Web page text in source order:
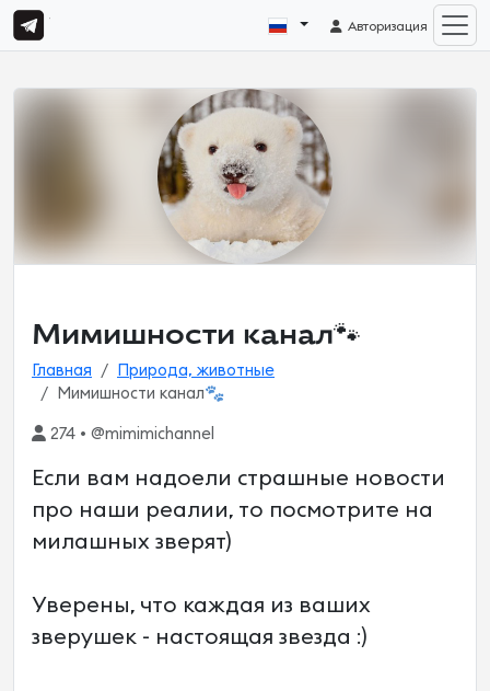
Авторизация
Мимишности канал🐾
Главная
Природа, животные
Мимишности канал🐾
274 • @mimimichannel
Если вам надоели страшные новости
про наши реалии, то посмотрите на
милашных зверят)
Уверены, что каждая из ваших
зверушек - настоящая звезда :)